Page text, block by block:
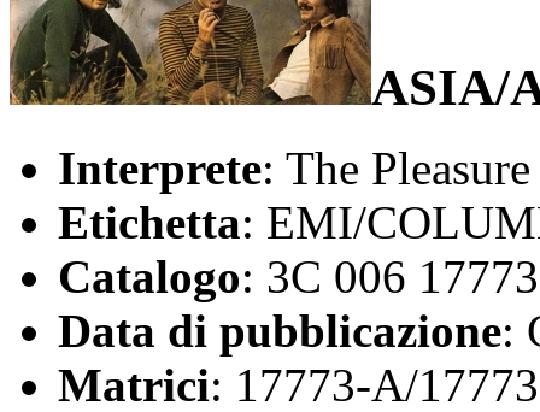
ASIA/
Interprete: The
Etichetta: EMI/
Catalogo: 3C 006 17773
Data di pubblicazione:
Matrici: 17773-A/